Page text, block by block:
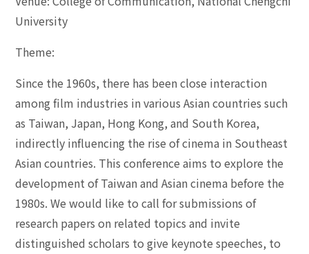
University
Theme:
Since the 1960s, there has been close interaction
among film industries in various Asian countries such
as Taiwan, Japan, Hong Kong, and South Korea,
indirectly influencing the rise of cinema in Southeast
Asian countries. This conference aims to explore the
development of Taiwan and Asian cinema before the
1980s. We would like to call for submissions of
research papers on related topics and invite
distinguished scholars to give keynote speeches, to